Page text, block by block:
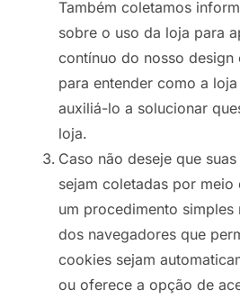
Também coletamos
sobre o uso da loja para
contínuo do nosso design
para entender como a
auxiliá-lo a solucionar
loja.
Caso não deseje que
sejam coletadas por meio
um procedimento simples
dos navegadores que
cookies sejam
ou oferece a opção de